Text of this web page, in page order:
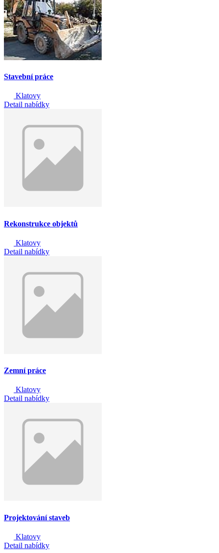
Stavební práce
Klatovy
Detail nabídky
Rekonstrukce objektů
Klatovy
Detail nabídky
Zemní práce
Klatovy
Detail nabídky
Projektování staveb
Klatovy
Detail nabídky